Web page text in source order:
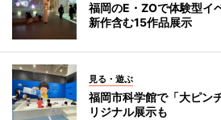
福岡のE・ZOで体験型イ
新作含む15作品展示
見る・遊ぶ
福岡市科学館で「大ピ
リジナル展示も